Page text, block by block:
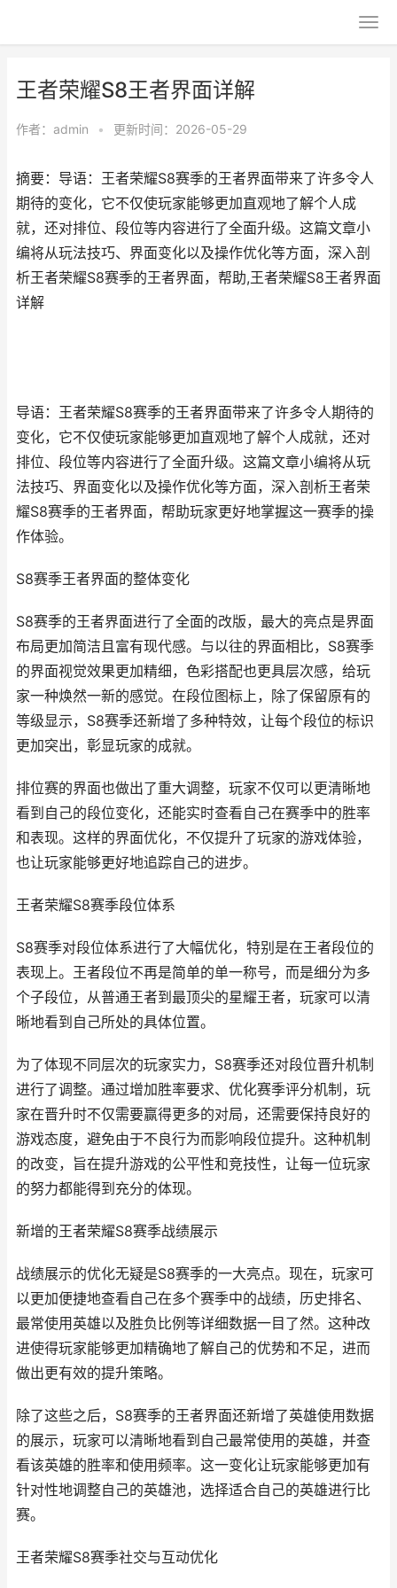
王者荣耀S8王者界面详解
作者： admin • 更新时间：2026-05-29
摘要：导语：王者荣耀S8赛季的王者界面带来了许多令人
期待的变化，它不仅使玩家能够更加直观地了解个人成
就，还对排位、段位等内容进行了全面升级。这篇文章小
编将从玩法技巧、界面变化以及操作优化等方面，深入剖
析王者荣耀S8赛季的王者界面，帮助,王者荣耀S8王者界面
详解
导语：王者荣耀S8赛季的王者界面带来了许多令人期待的
变化，它不仅使玩家能够更加直观地了解个人成就，还对
排位、段位等内容进行了全面升级。这篇文章小编将从玩
法技巧、界面变化以及操作优化等方面，深入剖析王者荣
耀S8赛季的王者界面，帮助玩家更好地掌握这一赛季的操
作体验。
S8赛季王者界面的整体变化
S8赛季的王者界面进行了全面的改版，最大的亮点是界面
布局更加简洁且富有现代感。与以往的界面相比，S8赛季
的界面视觉效果更加精细，色彩搭配也更具层次感，给玩
家一种焕然一新的感觉。在段位图标上，除了保留原有的
等级显示，S8赛季还新增了多种特效，让每个段位的标识
更加突出，彰显玩家的成就。
排位赛的界面也做出了重大调整，玩家不仅可以更清晰地
看到自己的段位变化，还能实时查看自己在赛季中的胜率
和表现。这样的界面优化，不仅提升了玩家的游戏体验，
也让玩家能够更好地追踪自己的进步。
王者荣耀S8赛季段位体系
S8赛季对段位体系进行了大幅优化，特别是在王者段位的
表现上。王者段位不再是简单的单一称号，而是细分为多
个子段位，从普通王者到最顶尖的星耀王者，玩家可以清
晰地看到自己所处的具体位置。
为了体现不同层次的玩家实力，S8赛季还对段位晋升机制
进行了调整。通过增加胜率要求、优化赛季评分机制，玩
家在晋升时不仅需要赢得更多的对局，还需要保持良好的
游戏态度，避免由于不良行为而影响段位提升。这种机制
的改变，旨在提升游戏的公平性和竞技性，让每一位玩家
的努力都能得到充分的体现。
新增的王者荣耀S8赛季战绩展示
战绩展示的优化无疑是S8赛季的一大亮点。现在，玩家可
以更加便捷地查看自己在多个赛季中的战绩，历史排名、
最常使用英雄以及胜负比例等详细数据一目了然。这种改
进使得玩家能够更加精确地了解自己的优势和不足，进而
做出更有效的提升策略。
除了这些之后，S8赛季的王者界面还新增了英雄使用数据
的展示，玩家可以清晰地看到自己最常使用的英雄，并查
看该英雄的胜率和使用频率。这一变化让玩家能够更加有
针对性地调整自己的英雄池，选择适合自己的英雄进行比
赛。
王者荣耀S8赛季社交与互动优化